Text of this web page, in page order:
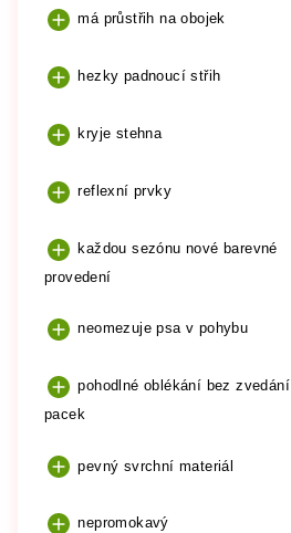
má průstřih na obojek
hezky padnoucí střih
kryje stehna
reflexní prvky
každou sezónu nové barevné
provedení
neomezuje psa v pohybu
pohodlné oblékání bez zvedání
pacek
pevný svrchní materiál
nepromokavý